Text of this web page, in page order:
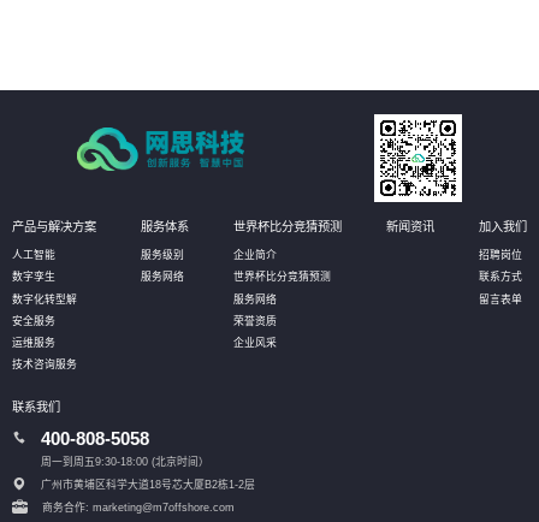
产品与解决方案
人工智能
数字孪生
数字化转型解
安全服务
运维服务
技术咨询服务
服务体系
服务级别
服务网络
世界杯比分竞猜预测
企业简介
世界杯比分竞猜预测
服务网络
荣誉资质
企业风采
新闻资讯 加入我们
招聘岗位
联系方式
留言表单
联系我们
400-808-5058
周一到周五9:30-18:00 (北京时间）
广州市黄埔区科学大道18号芯大厦B2栋1-2层
商务合作: marketing@m7offshore.com